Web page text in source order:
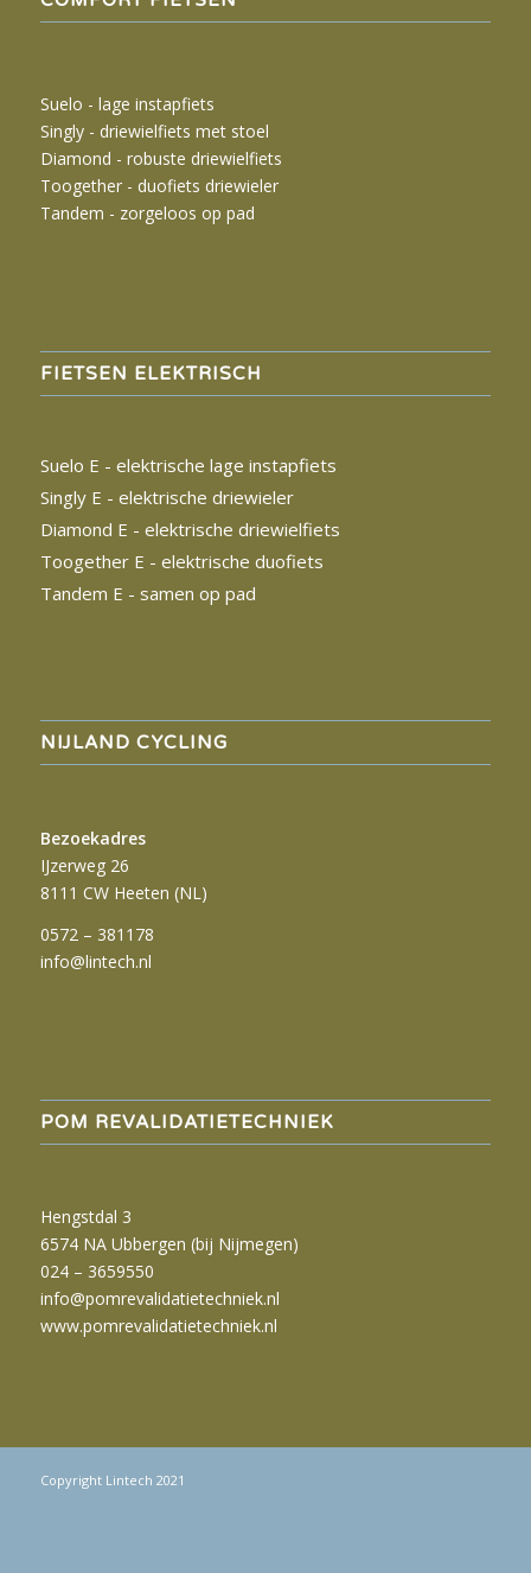
Suelo - lage instapfiets
Singly - driewielfiets met stoel
Diamond - robuste driewielfiets
Toogether - duofiets driewieler
Tandem - zorgeloos op pad
FIETSEN ELEKTRISCH
Suelo E - elektrische lage instapfiets
Singly E - elektrische driewieler
Diamond E - elektrische driewielfiets
Toogether E - elektrische duofiets
Tandem E - samen op pad
NIJLAND CYCLING
Bezoekadres
IJzerweg 26
8111 CW Heeten (NL)
0572 – 381178
info@lintech.nl
POM REVALIDATIETECHNIEK
Hengstdal 3
6574 NA Ubbergen (bij Nijmegen)
024 – 3659550
info@pomrevalidatietechniek.nl
www.pomrevalidatietechniek.nl
Copyright Lintech 2021